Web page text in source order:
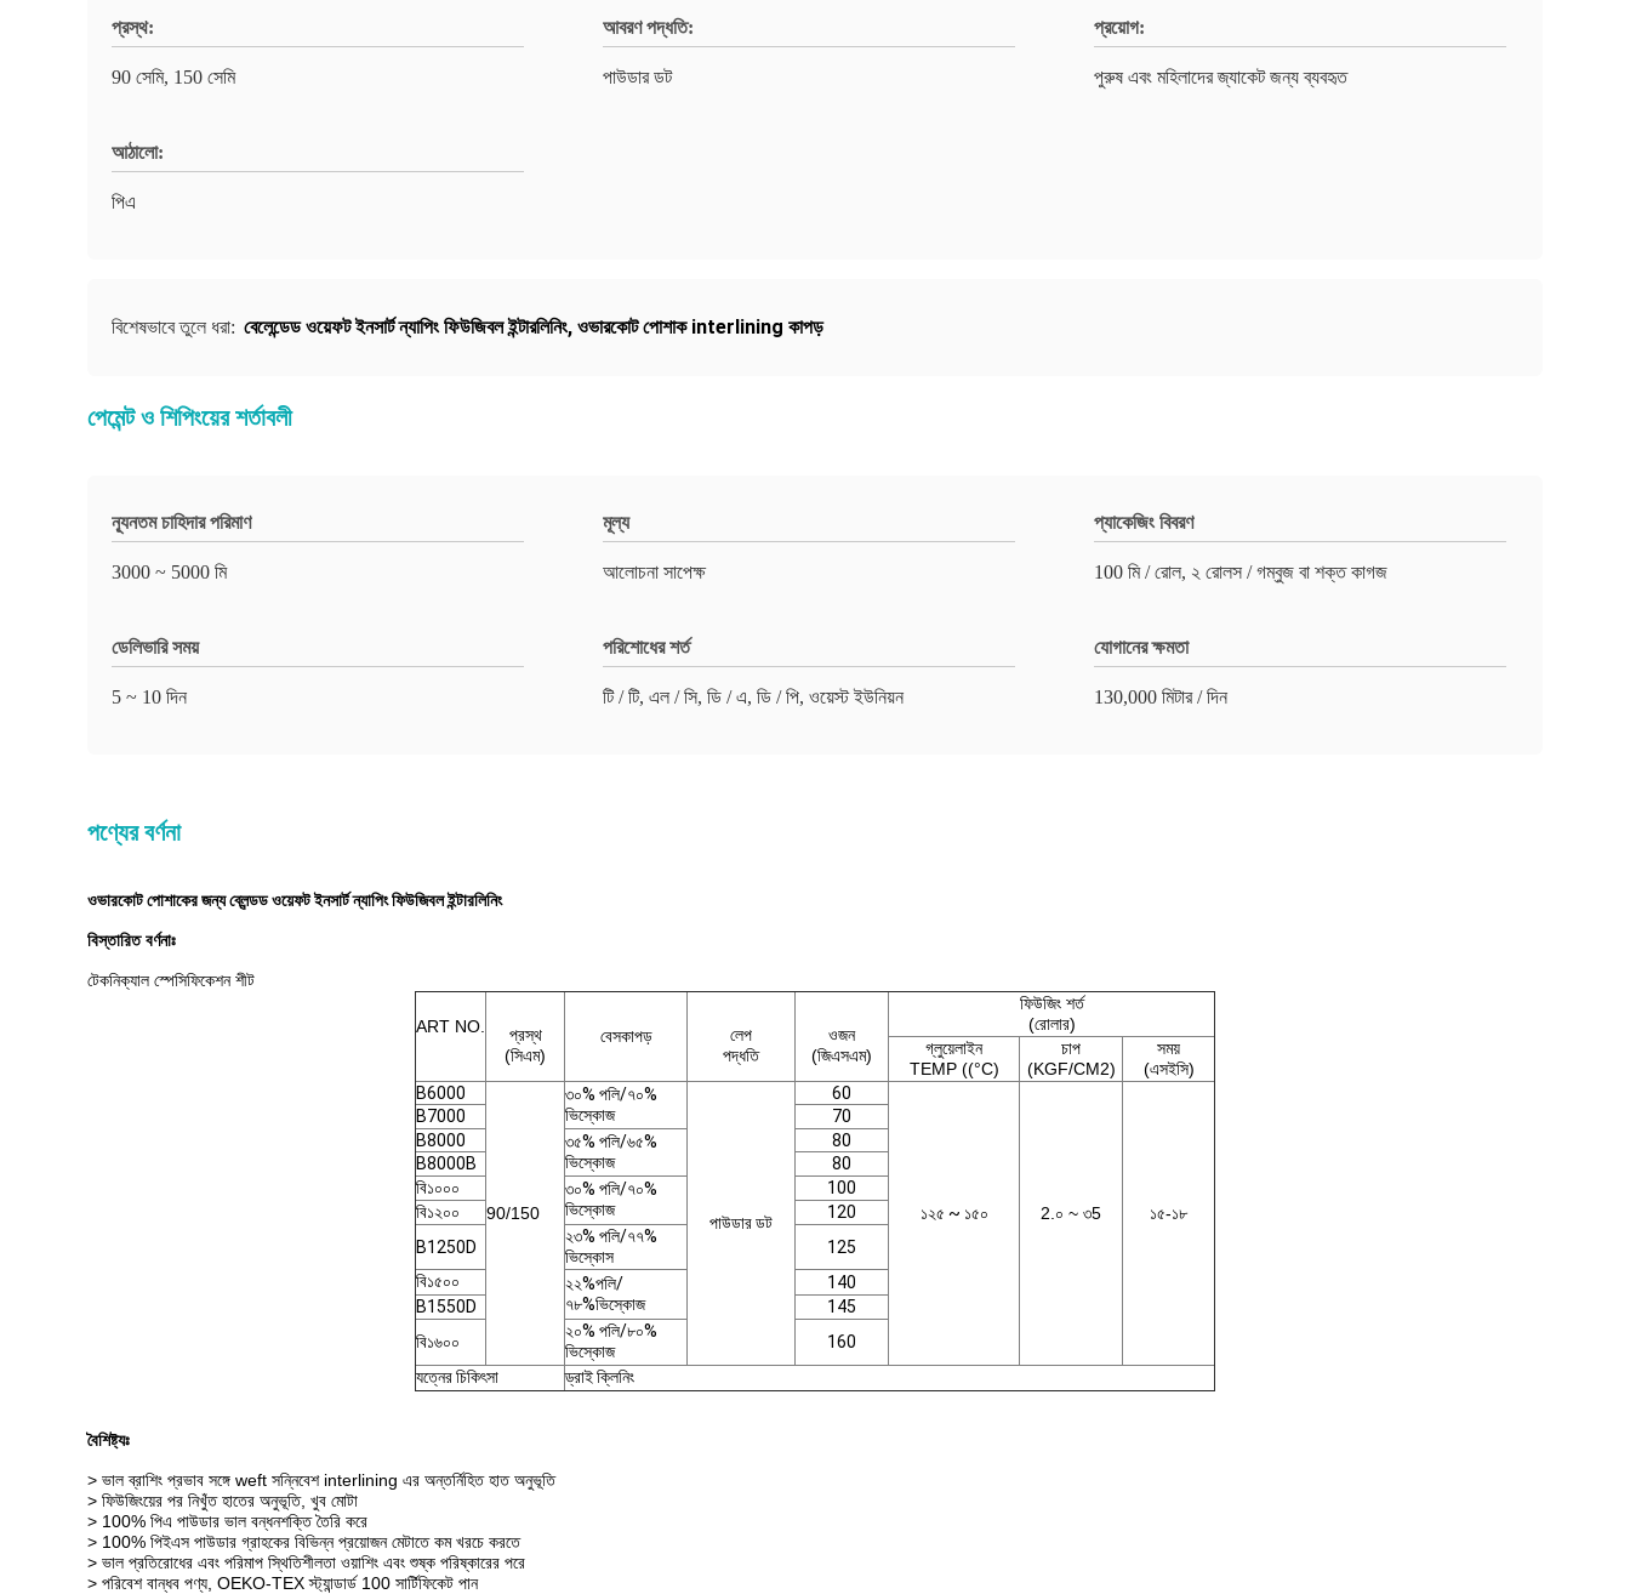
প্রস্থ:
90 সেমি, 150 সেমি
আবরণ পদ্ধতি:
পাউডার ডট
প্রয়োগ:
পুরুষ এবং মহিলাদের জ্যাকেট জন্য ব্যবহৃত
আঠালো:
পিএ
বিশেষভাবে তুলে ধরা: বেলেন্ডেড ওয়েফট ইনসার্ট ন্যাপিং ফিউজিবল ইন্টারলিনিং, ওভারকোট পোশাক interlining কাপড়
পেমেন্ট ও শিপিংয়ের শর্তাবলী
ন্যূনতম চাহিদার পরিমাণ
3000 ~ 5000 মি
মূল্য
আলোচনা সাপেক্ষ
প্যাকেজিং বিবরণ
100 মি / রোল, ২ রোলস / গম্বুজ বা শক্ত কাগজ
ডেলিভারি সময়
5 ~ 10 দিন
পরিশোধের শর্ত
টি / টি, এল / সি, ডি / এ, ডি / পি, ওয়েস্ট ইউনিয়ন
যোগানের ক্ষমতা
130,000 মিটার / দিন
পণ্যের বর্ণনা
ওভারকোট পোশাকের জন্য ব্লেন্ডড ওয়েফট ইনসার্ট ন্যাপিং ফিউজিবল ইন্টারলিনিং
বিস্তারিত বর্ণনাঃ
টেকনিক্যাল স্পেসিফিকেশন শীট
ART NO.
প্রস্থ
(সিএম)
বেসকাপড়
লেপ
পদ্ধতি
ওজন
(জিএসএম)
ফিউজিং শর্ত
(রোলার)
গ্লুয়েলাইন
TEMP ((°C)
চাপ
(KGF/CM2)
সময়
(এসইসি)
B6000
90/150
৩০% পলি/৭০%
ভিস্কোজ
পাউডার ডট
60
১২৫ ~ ১৫০ 2.০ ~ ৩5 ১৫-১৮
B7000
70
B8000
৩৫% পলি/৬৫%
ভিস্কোজ
80
B8000B
80
বি১০০০
৩০% পলি/৭০%
ভিস্কোজ
100
বি১২০০
120
B1250D
২৩% পলি/৭৭%
ভিস্কোস
125
বি১৫০০
২২%পলি/
৭৮%ভিস্কোজ
140
B1550D
145
বি১৬০০
২০% পলি/৮০%
ভিস্কোজ
160
যত্নের চিকিৎসা
ড্রাই ক্লিনিং
বৈশিষ্ট্যঃ
> ভাল ব্রাশিং প্রভাব সঙ্গে weft সন্নিবেশ interlining এর অন্তর্নিহিত হাত অনুভূতি
> ফিউজিংয়ের পর নিখুঁত হাতের অনুভূতি, খুব মোটা
> 100% পিএ পাউডার ভাল বন্ধনশক্তি তৈরি করে
> 100% পিইএস পাউডার গ্রাহকের বিভিন্ন প্রয়োজন মেটাতে কম খরচে করতে
> ভাল প্রতিরোধের এবং পরিমাপ স্থিতিশীলতা ওয়াশিং এবং শুষ্ক পরিষ্কারের পরে
> পরিবেশ বান্ধব পণ্য, OEKO-TEX স্ট্যান্ডার্ড 100 সার্টিফিকেট পান